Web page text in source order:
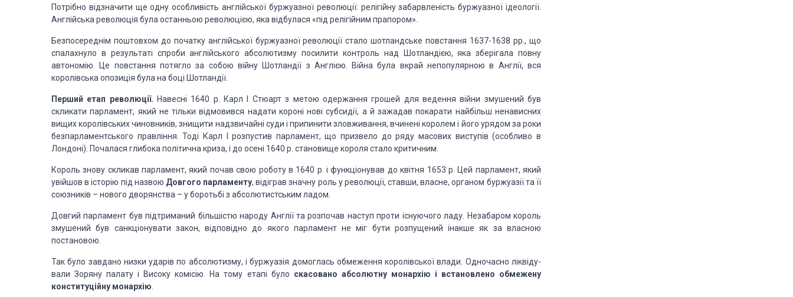
Потрібно відзначити ще одну особливість англійської буржуаз­ної революції: релігійну забарвленість буржуазної ідеології.
Анг­лійська революція була останньою революцією, яка відбулася «під релігійним прапором».
Безпосереднім поштовхом до початку англійської буржуазної революції стало шотландське повстання 1637-1638 рр., що
спалах­нуло в результаті спроби англійського абсолютизму посилити конт­роль над Шотландією, яка зберігала повну
автономію. Це повстання потягло за собою війну Шотландії з Англією. Війна була вкрай непопулярною в Англії, вся
королівська опозиція була на боці Шотландії.
Перший етап революції. Навесні 1640 р. Карл І Стюарт з ме­тою одержання грошей для ведення війни змушений був
скликати парламент, який не тільки відмовився надати короні нові субсидії, а й зажадав покарати найбільш ненависних
вищих королівських чиновників, знищити надзвичайні суди і припинити зловживання, вчинені королем і його урядом за роки
безпарламентського правління. Тоді Карл І розпустив парламент, що призвело до ряду ма­сових виступів (особливо в
Лондоні). Почалася глибока політична криза, і до осені 1640 р. становище короля стало критичним.
Король знову скликав парламент, який почав свою роботу в 1640 р. і функціонував до квітня 1653 р. Цей парламент, який
увійшов в історію під назвою Довгого парламенту, відіграв знач­ну роль у революції, ставши, власне, органом буржуазії та її
союз­ників – нового дворянства – у боротьбі з абсолютистським ладом.
Довгий парламент був підтриманий більшістю народу Англії та розпочав наступ проти існуючого ладу. Незабаром король
змуше­ний був санкціонувати закон, відповідно до якого парламент не міг бути розпущений інакше як за власною
постановою.
Так було завдано низки ударів по абсолютизму, і буржуа­зія домоглась обмеження королівської влади. Одночасно ліквіду­
вали Зоряну палату і Високу комісію. На тому етапі було скасова­но абсолютну монархію і встановлено обмежену
конституційну монархію